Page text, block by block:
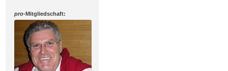
pro-Mitgliedschaft: